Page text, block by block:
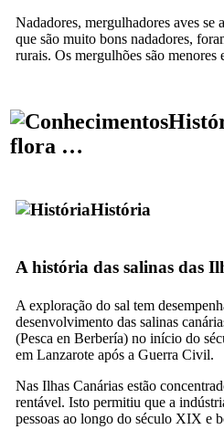
Nadadores, mergulhadores aves se
que são muito bons nadadores,
rurais. Os mergulhões são menores
flora …
História
A história das salinas das
A exploração do sal tem
desenvolvimento das salinas
(Pesca en Berbería) no início do
em Lanzarote após a Guerra Civil.
Nas Ilhas Canárias estão
rentável. Isto permitiu que a
pessoas ao longo do século XIX e